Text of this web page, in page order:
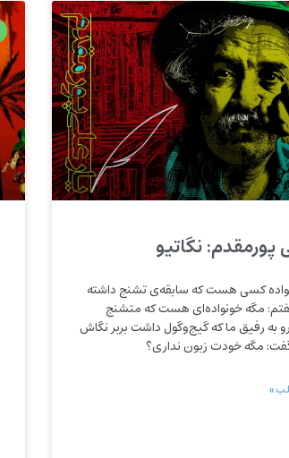
پورمقدم: نگاتیو
کسی هست که سابقه‌ی تشنج داشته
مگه خونواده‌ای هست که متشنج
به رفیق ما که گیج‌وگول داشت بربر نگاش
مگه خودت زبون نداری؟
»